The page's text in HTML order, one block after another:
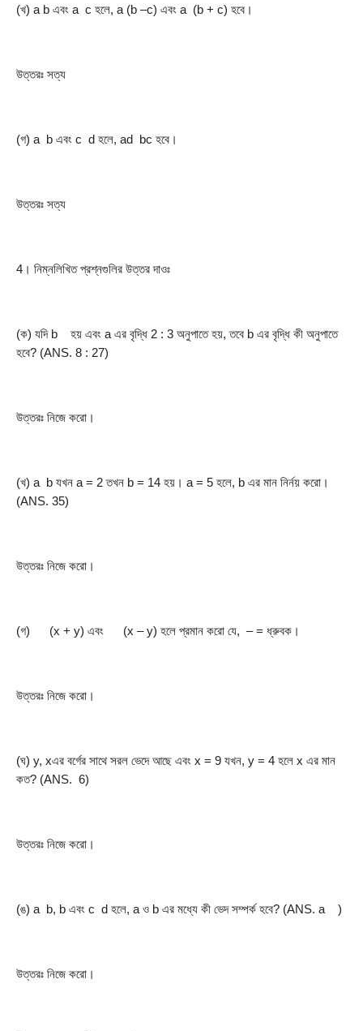
(খ) a b এবং a  c হলে, a (b –c) এবং a  (b + c) হবে।
উত্তরঃ সত্য
(গ) a  b এবং c  d হলে, ad  bc হবে।
উত্তরঃ সত্য
4। নিম্নলিখিত প্রশ্নগুলির উত্তর দাওঃ
(ক) যদি b    হয় এবং a এর বৃদ্ধি 2 : 3 অনুপাতে হয়, তবে b এর বৃদ্ধি কী অনুপাতে
হবে? (ANS. 8 : 27)
উত্তরঃ নিজে করো।
(খ) a  b যখন a = 2 তখন b = 14 হয়। a = 5 হলে, b এর মান নির্নয় করো।
(ANS. 35)
উত্তরঃ নিজে করো।
(গ)      (x + y) এবং      (x – y) হলে প্রমান করো যে,  – = ধ্রুবক।
উত্তরঃ নিজে করো।
(ঘ) y, xএর বর্গের সাথে সরল ভেদে আছে এবং x = 9 যখন, y = 4 হলে x এর মান
কত? (ANS.  6)
উত্তরঃ নিজে করো।
(ঙ) a  b, b এবং c  d হলে, a ও b এর মধ্যে কী ভেদ সম্পর্ক হবে? (ANS. a    )
উত্তরঃ নিজে করো।